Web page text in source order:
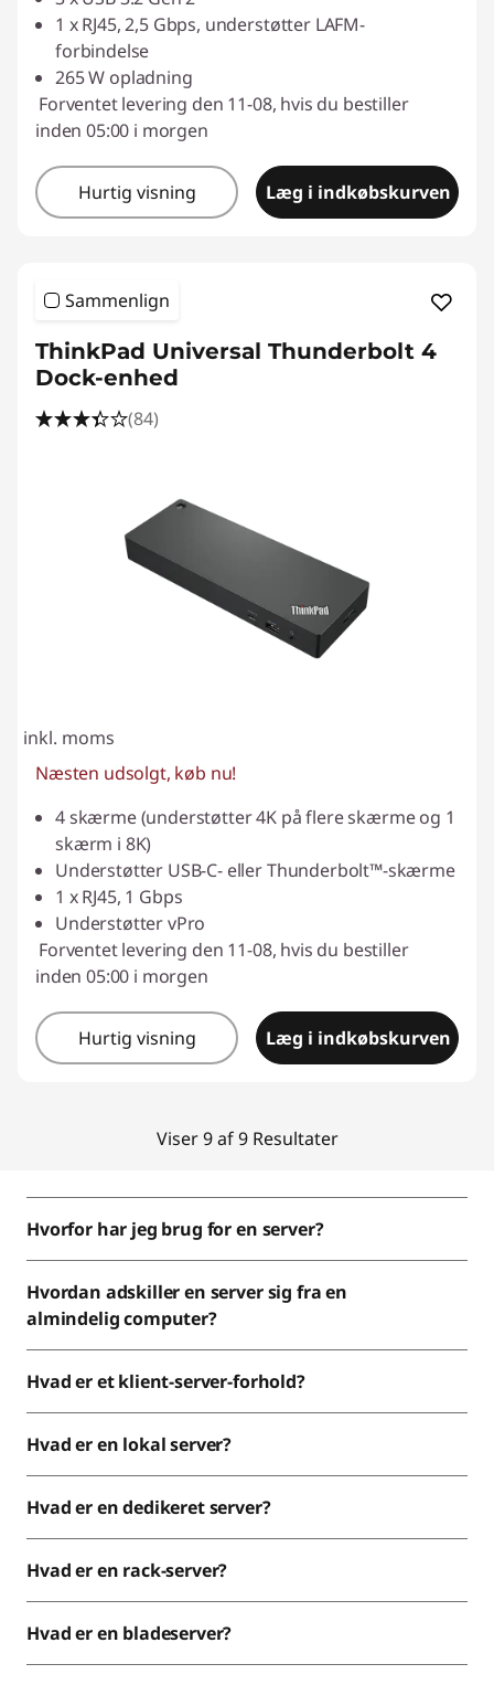
1 x RJ45, 2,5 Gbps, understøtter LAFM-
forbindelse
265 W opladning
Forventet levering den 11-08, hvis du bestiller
inden 05:00 i morgen
Hurtig visning Læg i indkøbskurven
Sammenlign
ThinkPad Universal Thunderbolt 4
Dock-enhed
(84)
inkl. moms
Næsten udsolgt, køb nu!
4 skærme (understøtter 4K på flere skærme og 1
skærm i 8K)
Understøtter USB-C- eller Thunderbolt™-skærme
1 x RJ45, 1 Gbps
Understøtter vPro
Forventet levering den 11-08, hvis du bestiller
inden 05:00 i morgen
Hurtig visning Læg i indkøbskurven
Viser 9 af 9 Resultater
Hvorfor har jeg brug for en server?
Hvordan adskiller en server sig fra en
almindelig computer?
Hvad er et klient-server-forhold?
Hvad er en lokal server?
Hvad er en dedikeret server?
Hvad er en rack-server?
Hvad er en bladeserver?